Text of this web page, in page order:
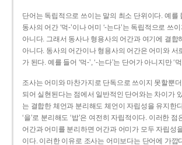
단어는 독립적으로 쓰이는 말의 최소 단위이다. 예를
동사의 어간 ‘먹-­’이나 어미 ‘­-는다’는 독립적으로 쓰
아니다. 그래서 동사나 형용사의 어간과 여기에 결합
아니다. 동사의 어간이나 형용사의 어간은 어미와 서
가 된다. 예를 들어 ‘먹-’, ‘-는다’는 단어가 아니지만 ‘
조사는 어미와 마찬가지로 단독으로 쓰이지 못할뿐
되어 실현된다는 점에서 일반적인 단어와는 차이가
는 결합한 체언과 분리해도 체언이 자립성을 유지한다.
‘을’로 분리해도 ‘밥’은 여전히 자립적이다. 이러한 점
어간과 어미를 분리하면 어간과 어미가 모두 자립성
이다. 이러한 이유로 조사는 어미보다는 단어에 가깝